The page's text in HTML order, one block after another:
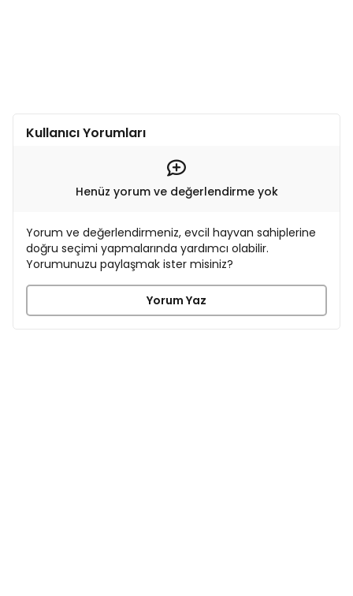
Kullanıcı Yorumları
Henüz yorum ve değerlendirme yok
Yorum ve değerlendirmeniz, evcil hayvan sahiplerine
doğru seçimi yapmalarında yardımcı olabilir.
Yorumunuzu paylaşmak ister misiniz?
Yorum Yaz